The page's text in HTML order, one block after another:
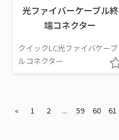
光ファイバーケーブル終
端コネクター
クイックLC光ファイバケーブ
ルコネクター
« 1 2 ... 59 60 61